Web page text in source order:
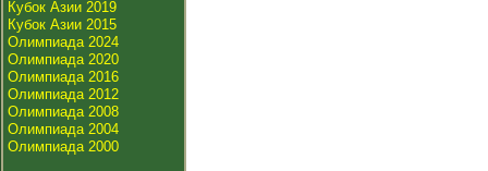
Кубок Азии 2019
Кубок Азии 2015
Олимпиада 2024
Олимпиада 2020
Олимпиада 2016
Олимпиада 2012
Олимпиада 2008
Олимпиада 2004
Олимпиада 2000